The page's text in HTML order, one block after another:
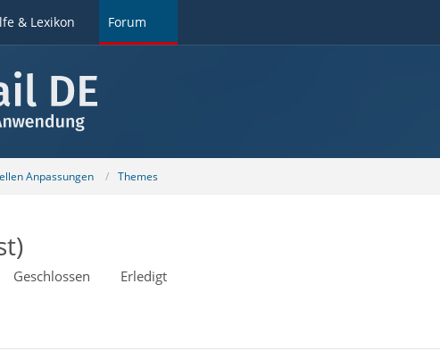
& Lexikon Forum
Anpassungen Themes
Geschlossen Erledigt